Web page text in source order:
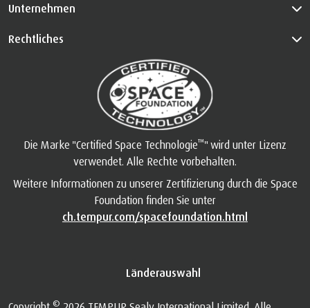
Unternehmen
Rechtliches
Die Marke "Certified Space Technologie™" wird unter Lizenz
verwendet. Alle Rechte vorbehalten.
Weitere Informationen zu unserer Zertifizierung durch die Space
Foundation finden Sie unter
ch.tempur.com/spacefoundation.html
Länderauswahl
©